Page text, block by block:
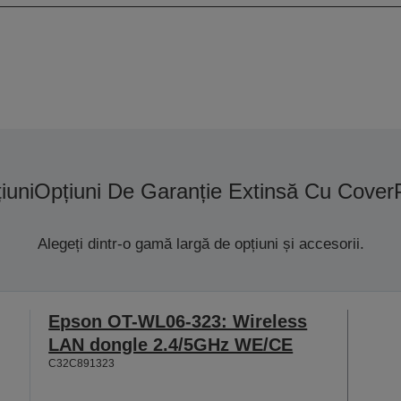
Opțiuni De Garanție Extinsă Cu
Alegeți dintr-o gamă largă de opțiuni și accesorii.
Epson OT-WL06-323: Wireless
LAN dongle 2.4/5GHz WE/CE
C32C891323